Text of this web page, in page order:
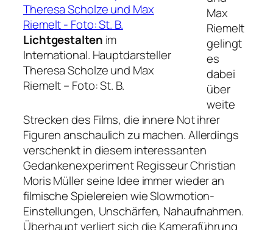
Lichtgestalten im
International. Hauptdarsteller
Theresa Scholze und Max
Riemelt – Foto: St. B.
Max
Riemelt
gelingt
es
dabei
über
weite
Strecken des Films, die innere Not ihrer
Figuren anschaulich zu machen. Allerdings
verschenkt in diesem interessanten
Gedankenexperiment Regisseur Christian
Moris Müller seine Idee immer wieder an
filmische Spielereien wie Slowmotion-
Einstellungen, Unschärfen, Nahaufnahmen.
Überhaupt verliert sich die Kameraführung